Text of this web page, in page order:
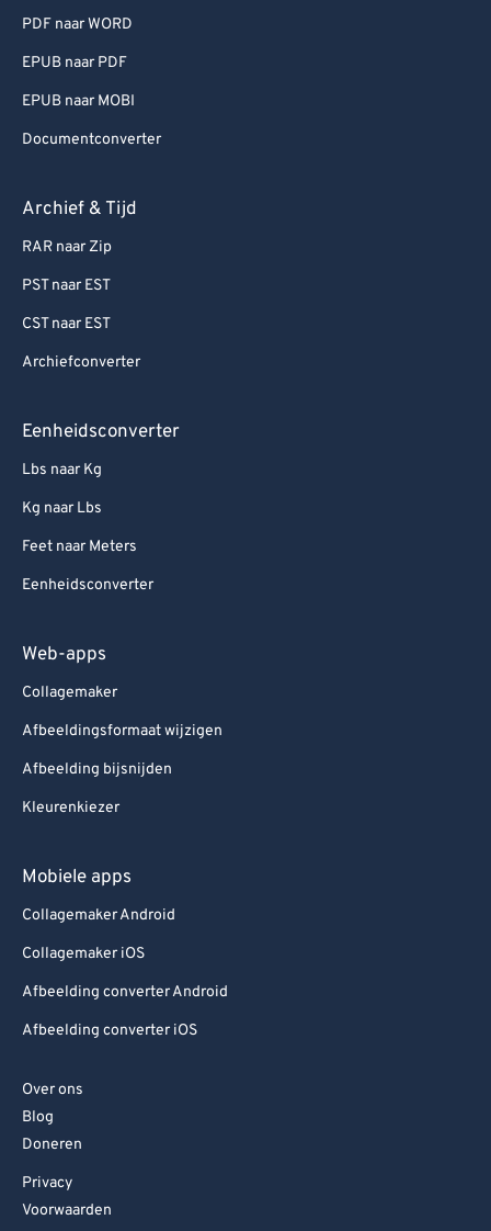
PDF naar WORD
EPUB naar PDF
EPUB naar MOBI
Documentconverter
Archief & Tijd
RAR naar Zip
PST naar EST
CST naar EST
Archiefconverter
Eenheidsconverter
Lbs naar Kg
Kg naar Lbs
Feet naar Meters
Eenheidsconverter
Web-apps
Collagemaker
Afbeeldingsformaat wijzigen
Afbeelding bijsnijden
Kleurenkiezer
Mobiele apps
Collagemaker Android
Collagemaker iOS
Afbeelding converter Android
Afbeelding converter iOS
Over ons
Blog
Doneren
Privacy
Voorwaarden